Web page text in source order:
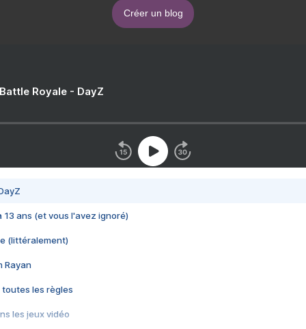
Créer un blog
Royale - DayZ
13 ans (et vous l'avez ignoré)
(littéralement)
Rayan
toutes les règles
les jeux vidéo